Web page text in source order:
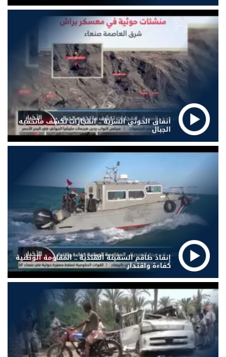
أنفاق الحوثي السرية .. انفجارات تكشف ماتخفيه
الجبال
إنقاذ طاقم السفينة الهندية .. المقاومة الوطنية
كفاءة واقتدار